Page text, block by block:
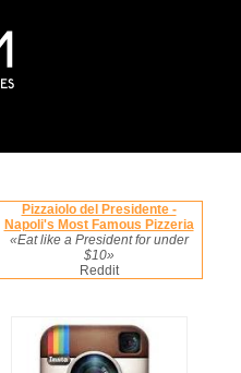
Pizzaiolo del Presidente -
Napoli's Most Famous Pizzeria
«Eat like a President for under
$10»
Reddit